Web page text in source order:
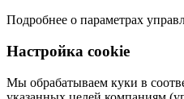
Подробнее о параметрах
Настройка cookie
Мы обрабатываем куки в